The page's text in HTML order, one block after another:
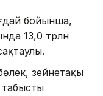
бойынша,
13,0 трлн
зейнетақы